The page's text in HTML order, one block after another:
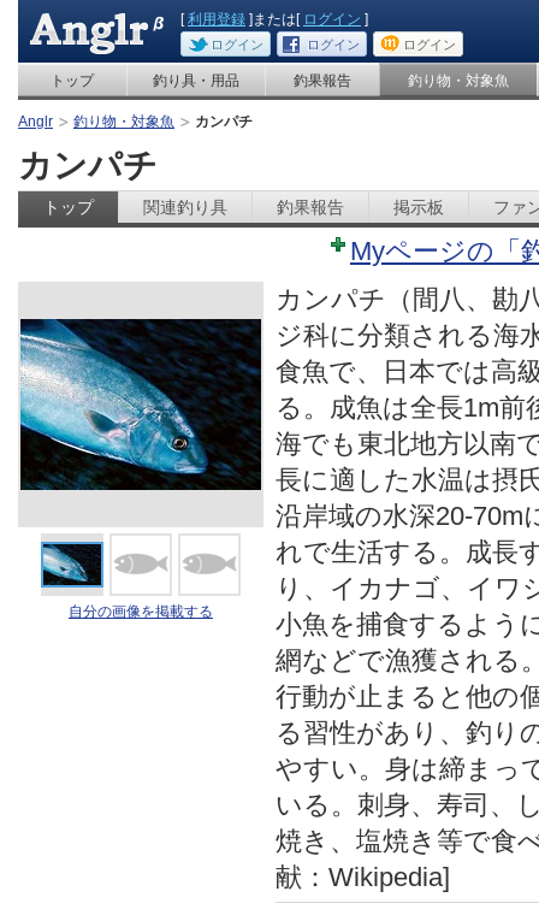
[利用登録 ]または[ ログイン ]
ログイン ログイン ログイン
トップ 釣り具・用品 釣果報告 釣り物・対象魚
Anglr 釣り物・対象魚 カンパチ
カンパチ
トップ 関連釣り具 釣果報告 掲示板 ファ
Myページの「
自分の画像を掲載する
カンパチ（間八、勘
ジ科に分類される海
食魚で、日本では高
る。成魚は全長1m前
海でも東北地方以南
長に適した水温は摂
沿岸域の水深20-70m
れで生活する。成長
り、イカナゴ、イワ
小魚を捕食するよう
網などで漁獲される
行動が止まると他の
る習性があり、釣り
やすい。身は締まっ
いる。刺身、寿司、
焼き、塩焼き等で食
献：Wikipedia]